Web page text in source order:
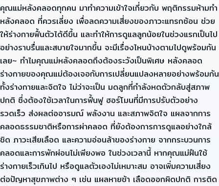
คุณแม่หลังคลอดทุกคน มาทำความเข้าใจเกี่ยวกับ พฤติกรรมห้ามทำ
หลังคลอด ที่ควรเลี่ยง เพื่อลดความเสี่ยงของภาวะแทรกซ้อน ช่วย
ให้ร่างกายฟื้นตัวได้ดีขึ้น และทำให้การดูแลลูกน้อยในช่วงแรกเป็นไป
อย่างราบรื่นและสบายใจมากขึ้น จะมีเรื่องไหนบ้างตามไปดูพร้อมกัน
เลย~ ทำไมคุณแม่หลังคลอดถึงต้องระวังเป็นพิเศษ หลังคลอด
ร่างกายของคุณแม่ต้องเจอกับการเปลี่ยนแปลงหลายอย่างพร้อมกัน
ทั้งร่างกายและจิตใจ ไม่ว่าจะเป็น มดลูกที่กำลังหดตัวกลับสู่สภาพ
ปกติ ซึ่งต้องใช้เวลาในการฟื้นฟู ฮอร์โมนที่มีการปรับตัวอย่าง
รวดเร็ว ส่งผลต่ออารมณ์ พลังงาน และสภาพจิตใจ แผลจากการ
คลอดธรรมชาติหรือการผ่าคลอด ที่ยังต้องการการดูแลอย่างใกล้
ชิด ภาวะเสียเลือด และความอ่อนล้าของร่างกาย จากกระบวนการ
คลอดและการพักผ่อนไม่เพียงพอ ในช่วงเวลานี้ หากคุณแม่ฝืนใช้
ร่างกายเร็วเกินไป หรือดูแลตัวเองไม่เหมาะสม อาจเพิ่มความเสี่ยง
ต่อปัญหาสุขภาพต่าง ๆ เช่น แผลหายช้า เลือดออกผิดปกติ การติด